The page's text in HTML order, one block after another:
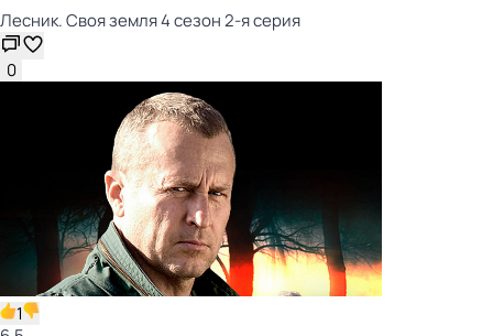
Лесник. Своя земля 4 сезон 2-я серия
0
1